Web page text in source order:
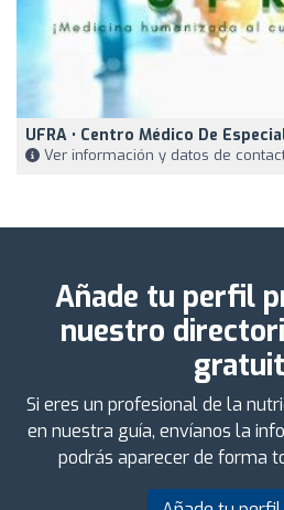
UFRA • Centro Médico De
Ver información y datos de
Añade tu perfil
nuestro
Si eres un profesional de la
en nuestra guía, envíanos la
podrás aparecer de forma